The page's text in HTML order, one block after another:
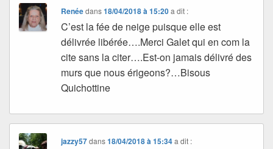
Renéedans18/04/2018 à 15:20 a dit :
C’est la fée de neige puisque elle est
délivrée libérée….Merci Galet qui en com la
cite sans la citer….Est-on jamais délivré des
murs que nous érigeons?…Bisous
Quichottine
jazzy57dans18/04/2018 à 15:34 a dit :